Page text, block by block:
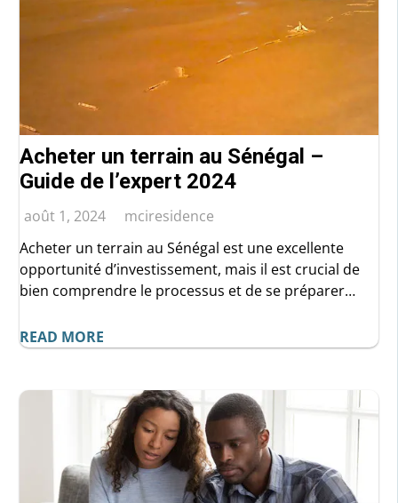
ENVOYER
Acheter un terrain au Sénégal –
Guide de l’expert 2024
août 1, 2024
mciresidence
Acheter un terrain au Sénégal est une excellente
opportunité d’investissement, mais il est crucial de
bien comprendre le processus et de se préparer
appel à des professionnels de confiance, vous
pouvez réussir votre achat et réaliser vos projets
READ MORE